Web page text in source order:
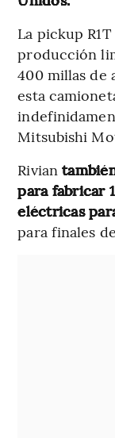
La pickup
producción
400 millas de
esta
Mitsubishi
Rivian
para fabricar
eléctricas
para finales